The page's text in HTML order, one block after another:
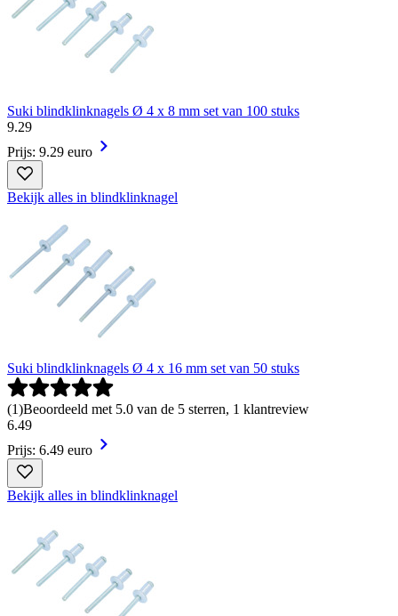
Suki blindklinknagels Ø 4 x 8 mm set van 100 stuks
9.29
Prijs: 9.29 euro
Bekijk alles in blindklinknagel
Suki blindklinknagels Ø 4 x 16 mm set van 50 stuks
(1)Beoordeeld met 5.0 van de 5 sterren, 1 klantreview
6.49
Prijs: 6.49 euro
Bekijk alles in blindklinknagel